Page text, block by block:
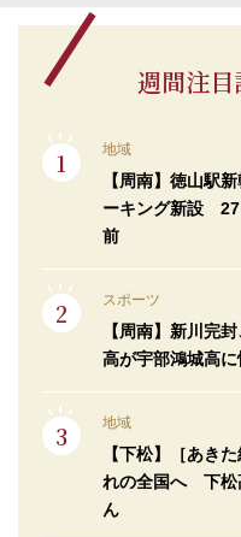
週間注
地域
【周南】徳山駅
ーキング新設 27
前
スポーツ
【周南】新川完
高が宇部鴻城高
地域
【下松】［あき
れの全国へ 下松
ん